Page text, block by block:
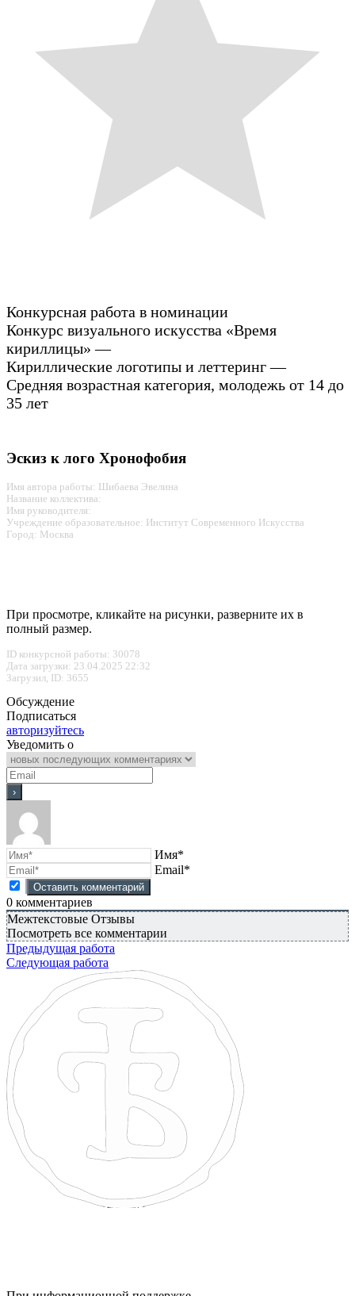
Конкурсная работа в номинации
Конкурс визуального искусства «Время
кириллицы» —
Кириллические логотипы и леттеринг —
Средняя возрастная категория, молодежь от 14 до
35 лет
Эскиз к лого Хронофобия
Имя автора работы: Шибаева Эвелина
Название коллектива:
Имя руководителя:
Учреждение образовательное: Институт Современного Искусства
Город: Москва
При просмотре, кликайте на рисунки, разверните их в
полный размер.
ID конкурсной работы: 30078
Дата загрузки: 23.04.2025 22:32
Загрузил, ID: 3655
Обсуждение
Подписаться
авторизуйтесь
Уведомить о
Имя*
Email*
0 комментариев
Межтекстовые Отзывы
Посмотреть все комментарии
Предыдущая работа
Следующая работа